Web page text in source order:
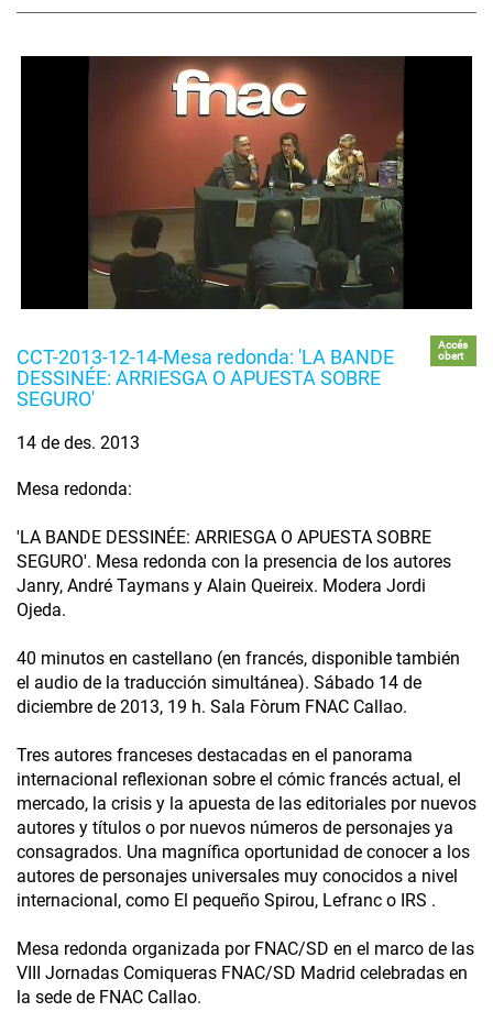
CCT-2013-12-14-Mesa redonda: 'LA BANDE
DESSINÉE: ARRIESGA O APUESTA SOBRE
SEGURO'
Accés
obert
14 de des. 2013
Mesa redonda:
'LA BANDE DESSINÉE: ARRIESGA O APUESTA SOBRE
SEGURO'. Mesa redonda con la presencia de los autores
Janry, André Taymans y Alain Queireix. Modera Jordi
Ojeda.
40 minutos en castellano (en francés, disponible también
el audio de la traducción simultánea). Sábado 14 de
diciembre de 2013, 19 h. Sala Fòrum FNAC Callao.
Tres autores franceses destacadas en el panorama
internacional reflexionan sobre el cómic francés actual, el
mercado, la crisis y la apuesta de las editoriales por nuevos
autores y títulos o por nuevos números de personajes ya
consagrados. Una magnífica oportunidad de conocer a los
autores de personajes universales muy conocidos a nivel
internacional, como El pequeño Spirou, Lefranc o IRS .
Mesa redonda organizada por FNAC/SD en el marco de las
VIII Jornadas Comiqueras FNAC/SD Madrid celebradas en
la sede de FNAC Callao.